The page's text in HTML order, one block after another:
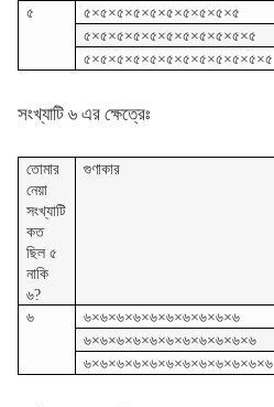
৫ ৫×৫×৫×৫×৫×৫×৫×৫×৫×৫
৫×৫×৫×৫×৫×৫×৫×৫×৫×৫×৫
৫×৫×৫×৫×৫×৫×৫×৫×৫×৫×৫×৫
সংখ্যাটি ৬ এর ক্ষেত্রেঃ
তোমার
নেয়া
সংখ্যাটি
কত
ছিল ৫
নাকি
৬?
গুণাকার
৬ ৬×৬×৬×৬×৬×৬×৬×৬×৬×৬
৬×৬×৬×৬×৬×৬×৬×৬×৬×৬×৬
৬×৬×৬×৬×৬×৬×৬×৬×৬×৬×৬×৬